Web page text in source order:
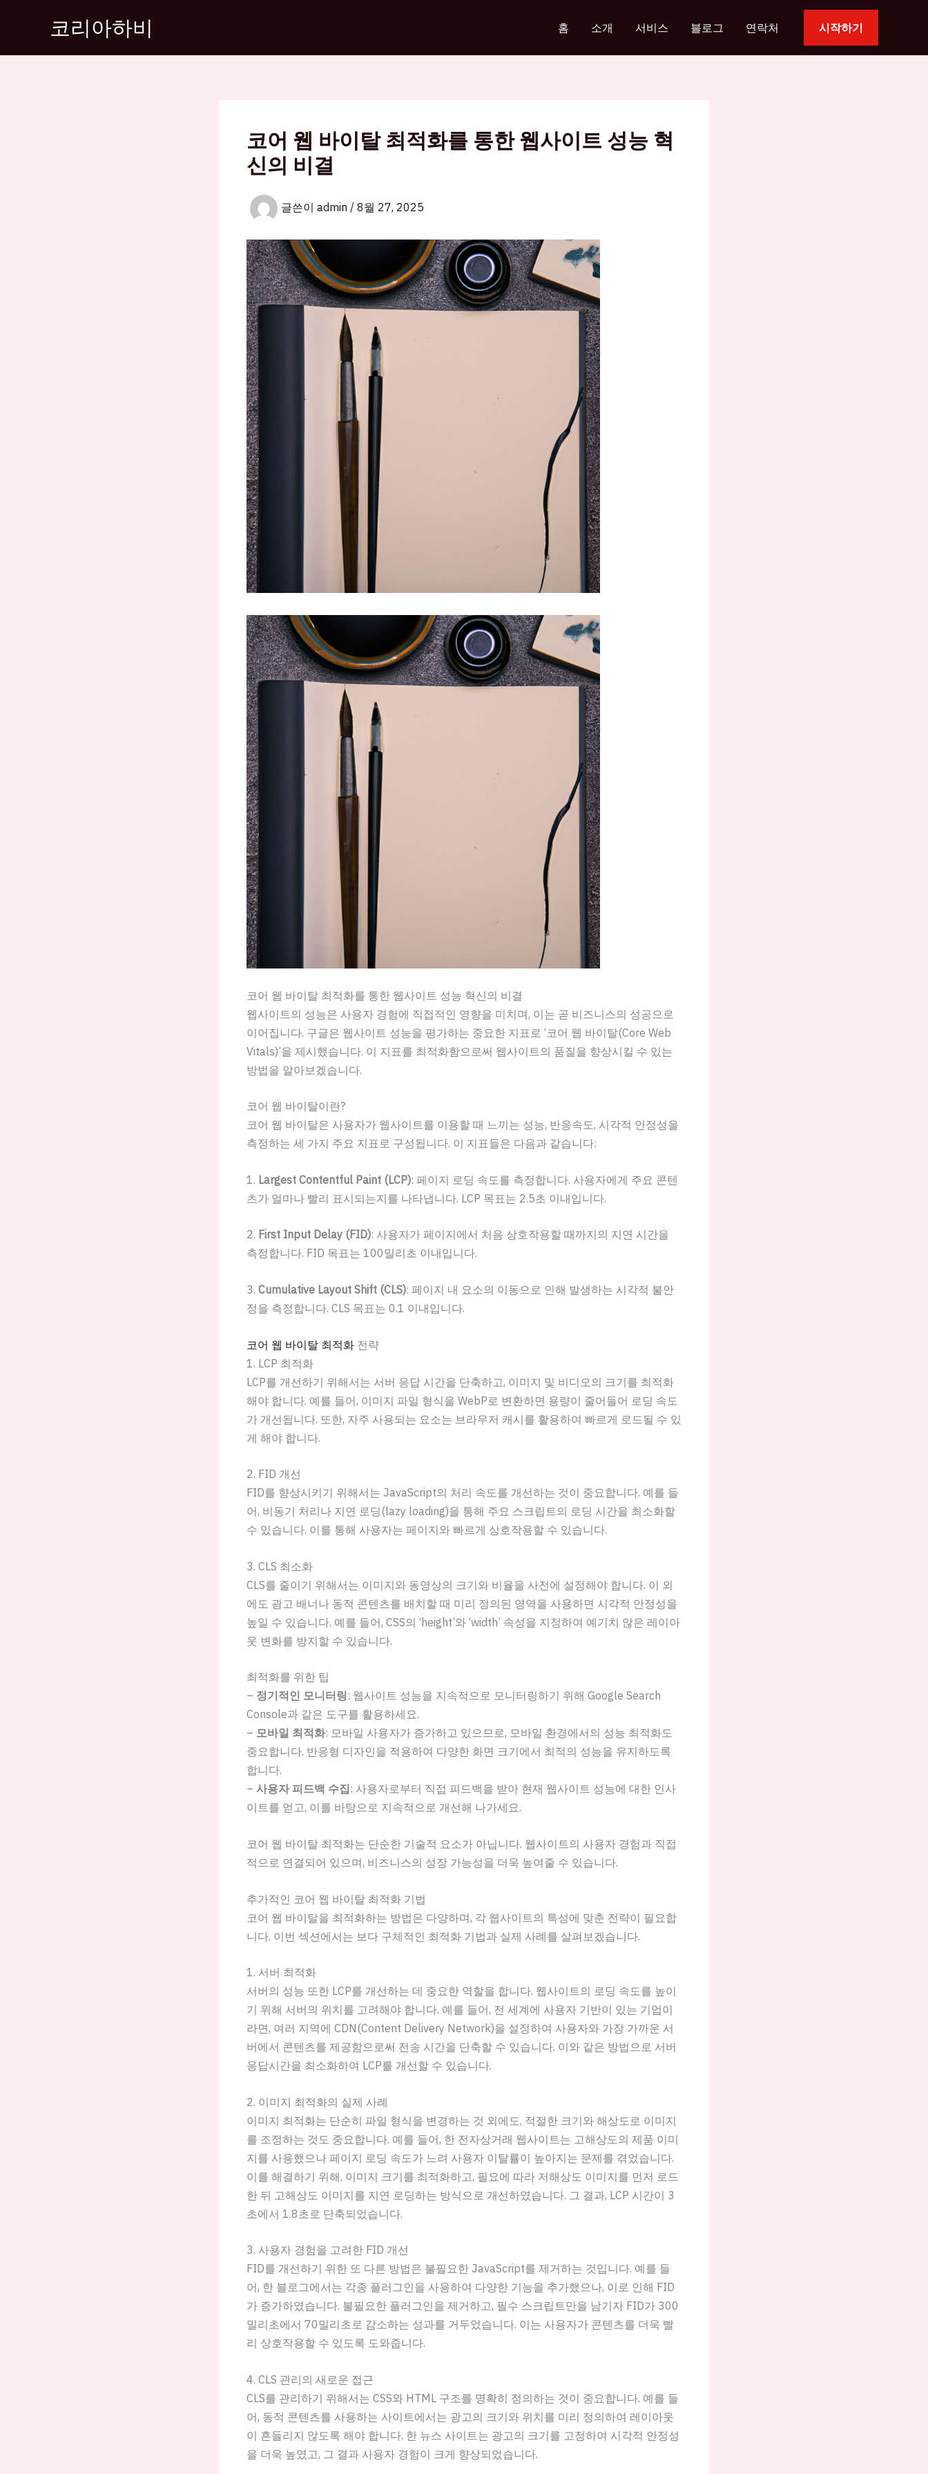
코리아하비 홈 소개 서비스 블로그 연락처 시작하기
코어 웹 바이탈 최적화를 통한 웹사이트 성능 혁
신의 비결
글쓴이 admin / 8월 27, 2025
코어 웹 바이탈 최적화를 통한 웹사이트 성능 혁신의 비결
웹사이트의 성능은 사용자 경험에 직접적인 영향을 미치며, 이는 곧 비즈니스의 성공으로
이어집니다. 구글은 웹사이트 성능을 평가하는 중요한 지표로 ‘코어 웹 바이탈(Core Web
Vitals)’을 제시했습니다. 이 지표를 최적화함으로써 웹사이트의 품질을 향상시킬 수 있는
방법을 알아보겠습니다.
코어 웹 바이탈이란?
코어 웹 바이탈은 사용자가 웹사이트를 이용할 때 느끼는 성능, 반응속도, 시각적 안정성을
측정하는 세 가지 주요 지표로 구성됩니다. 이 지표들은 다음과 같습니다:
1. Largest Contentful Paint (LCP): 페이지 로딩 속도를 측정합니다. 사용자에게 주요 콘텐
츠가 얼마나 빨리 표시되는지를 나타냅니다. LCP 목표는 2.5초 이내입니다.
2. First Input Delay (FID): 사용자가 페이지에서 처음 상호작용할 때까지의 지연 시간을
측정합니다. FID 목표는 100밀리초 이내입니다.
3. Cumulative Layout Shift (CLS): 페이지 내 요소의 이동으로 인해 발생하는 시각적 불안
정을 측정합니다. CLS 목표는 0.1 이내입니다.
코어 웹 바이탈 최적화 전략
1. LCP 최적화
LCP를 개선하기 위해서는 서버 응답 시간을 단축하고, 이미지 및 비디오의 크기를 최적화
해야 합니다. 예를 들어, 이미지 파일 형식을 WebP로 변환하면 용량이 줄어들어 로딩 속도
가 개선됩니다. 또한, 자주 사용되는 요소는 브라우저 캐시를 활용하여 빠르게 로드될 수 있
게 해야 합니다.
2. FID 개선
FID를 향상시키기 위해서는 JavaScript의 처리 속도를 개선하는 것이 중요합니다. 예를 들
어, 비동기 처리나 지연 로딩(lazy loading)을 통해 주요 스크립트의 로딩 시간을 최소화할
수 있습니다. 이를 통해 사용자는 페이지와 빠르게 상호작용할 수 있습니다.
3. CLS 최소화
CLS를 줄이기 위해서는 이미지와 동영상의 크기와 비율을 사전에 설정해야 합니다. 이 외
에도 광고 배너나 동적 콘텐츠를 배치할 때 미리 정의된 영역을 사용하면 시각적 안정성을
높일 수 있습니다. 예를 들어, CSS의 ‘height’와 ‘width’ 속성을 지정하여 예기치 않은 레이아
웃 변화를 방지할 수 있습니다.
최적화를 위한 팁
– 정기적인 모니터링: 웹사이트 성능을 지속적으로 모니터링하기 위해 Google Search
Console과 같은 도구를 활용하세요.
– 모바일 최적화: 모바일 사용자가 증가하고 있으므로, 모바일 환경에서의 성능 최적화도
중요합니다. 반응형 디자인을 적용하여 다양한 화면 크기에서 최적의 성능을 유지하도록
합니다.
– 사용자 피드백 수집: 사용자로부터 직접 피드백을 받아 현재 웹사이트 성능에 대한 인사
이트를 얻고, 이를 바탕으로 지속적으로 개선해 나가세요.
코어 웹 바이탈 최적화는 단순한 기술적 요소가 아닙니다. 웹사이트의 사용자 경험과 직접
적으로 연결되어 있으며, 비즈니스의 성장 가능성을 더욱 높여줄 수 있습니다.
추가적인 코어 웹 바이탈 최적화 기법
코어 웹 바이탈을 최적화하는 방법은 다양하며, 각 웹사이트의 특성에 맞춘 전략이 필요합
니다. 이번 섹션에서는 보다 구체적인 최적화 기법과 실제 사례를 살펴보겠습니다.
1. 서버 최적화
서버의 성능 또한 LCP를 개선하는 데 중요한 역할을 합니다. 웹사이트의 로딩 속도를 높이
기 위해 서버의 위치를 고려해야 합니다. 예를 들어, 전 세계에 사용자 기반이 있는 기업이
라면, 여러 지역에 CDN(Content Delivery Network)을 설정하여 사용자와 가장 가까운 서
버에서 콘텐츠를 제공함으로써 전송 시간을 단축할 수 있습니다. 이와 같은 방법으로 서버
응답시간을 최소화하여 LCP를 개선할 수 있습니다.
2. 이미지 최적화의 실제 사례
이미지 최적화는 단순히 파일 형식을 변경하는 것 외에도, 적절한 크기와 해상도로 이미지
를 조정하는 것도 중요합니다. 예를 들어, 한 전자상거래 웹사이트는 고해상도의 제품 이미
지를 사용했으나 페이지 로딩 속도가 느려 사용자 이탈률이 높아지는 문제를 겪었습니다.
이를 해결하기 위해, 이미지 크기를 최적화하고, 필요에 따라 저해상도 이미지를 먼저 로드
한 뒤 고해상도 이미지를 지연 로딩하는 방식으로 개선하였습니다. 그 결과, LCP 시간이 3
초에서 1.8초로 단축되었습니다.
3. 사용자 경험을 고려한 FID 개선
FID를 개선하기 위한 또 다른 방법은 불필요한 JavaScript를 제거하는 것입니다. 예를 들
어, 한 블로그에서는 각종 플러그인을 사용하여 다양한 기능을 추가했으나, 이로 인해 FID
가 증가하였습니다. 불필요한 플러그인을 제거하고, 필수 스크립트만을 남기자 FID가 300
밀리초에서 70밀리초로 감소하는 성과를 거두었습니다. 이는 사용자가 콘텐츠를 더욱 빨
리 상호작용할 수 있도록 도와줍니다.
4. CLS 관리의 새로운 접근
CLS를 관리하기 위해서는 CSS와 HTML 구조를 명확히 정의하는 것이 중요합니다. 예를 들
어, 동적 콘텐츠를 사용하는 사이트에서는 광고의 크기와 위치를 미리 정의하여 레이아웃
이 흔들리지 않도록 해야 합니다. 한 뉴스 사이트는 광고의 크기를 고정하여 시각적 안정성
을 더욱 높였고, 그 결과 사용자 경험이 크게 향상되었습니다.